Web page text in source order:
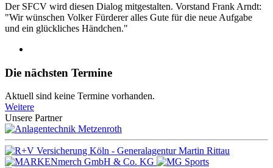
Der SFCV wird diesen Dialog mitgestalten. Vorstand Frank Arndt:
"Wir wünschen Volker Fürderer alles Gute für die neue Aufgabe
und ein glückliches Händchen."
Die nächsten Termine
Aktuell sind keine Termine vorhanden.
Weitere
Unsere Partner